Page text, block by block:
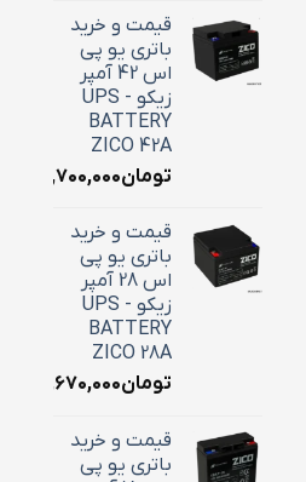
قیمت و خرید
باتری یو پی
اس 42 آمپر
زیکو - UPS
BATTERY
ZICO 42A
تومان۱۸,۷۰۰,۰۰۰
قیمت و خرید
باتری یو پی
اس 28 آمپر
زیکو - UPS
BATTERY
ZICO 28A
تومان۱۰,۶۷۰,۰۰۰
قیمت و خرید
باتری یو پی